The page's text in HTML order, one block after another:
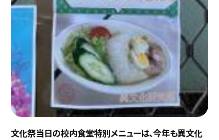
文化祭当日の校内食堂特別メニューは、今年も異文化